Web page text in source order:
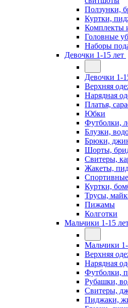
Ползунки,
Куртки,
Комплекты
Головные
Наборы
Девочки 1-15 лет
Девочки 1-
Верхняя
Нарядная
Платья,
Юбки
Футболки,
Блузки,
Брюки,
Шорты,
Свитеры,
Жакеты,
Куртки,
Трусы,
Пижамы
Колготки
Мальчики 1-15
Мальчики
Верхняя
Нарядная
Футболки,
Рубашки,
Свитеры,
Пиджаки,